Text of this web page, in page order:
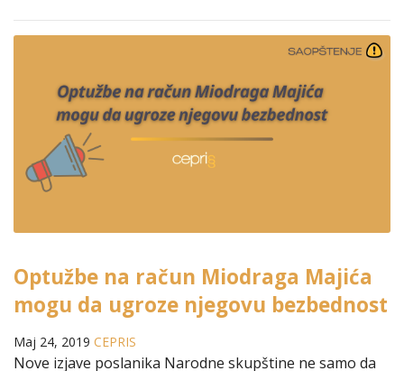
Optužbe na račun Miodraga Majića
mogu da ugroze njegovu bezbednost
Maj 24, 2019 CEPRIS
Nove izjave poslanika Narodne skupštine ne samo da